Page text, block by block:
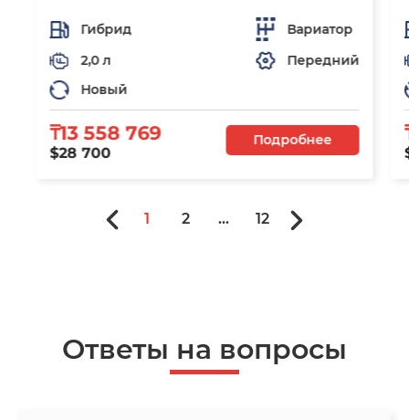
Гибрид
Вариатор
2,0 л
Передний
Новый
₸13 558 769
$28 700
Подробнее
1 2 ... 12
Ответы на вопросы